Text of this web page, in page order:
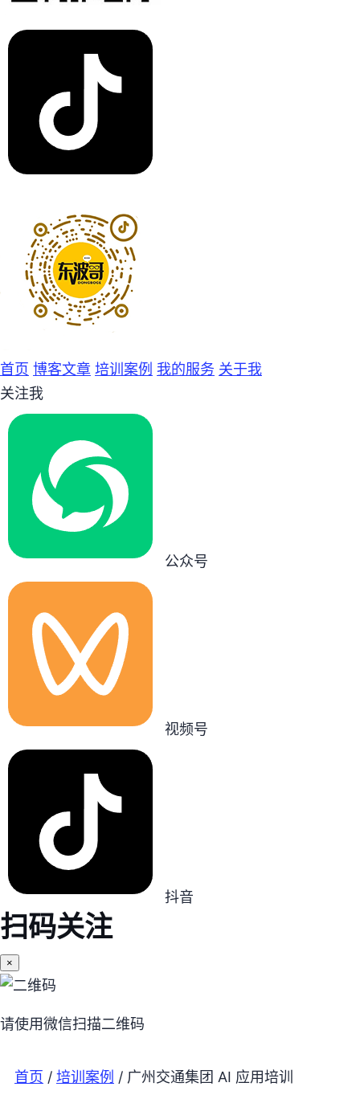
首页 博客文章 培训案例 我的服务 关于我
关注我
公众号
视频号
抖音
扫码关注
×
请使用微信扫描二维码
首页 / 培训案例 / 广州交通集团 AI 应用培训